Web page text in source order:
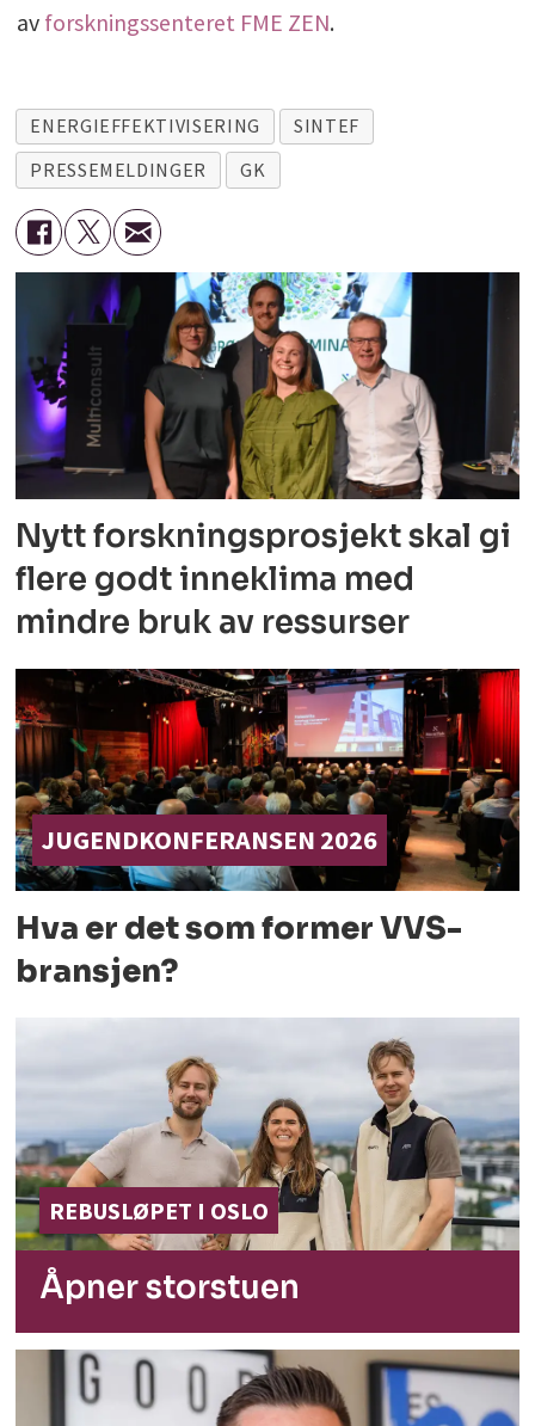
av forskningssenteret FME ZEN.
ENERGIEFFEKTIVISERING
SINTEF
PRESSEMELDINGER
GK
Nytt forskningsprosjekt skal gi
flere godt inneklima med
mindre bruk av ressurser
JUGENDKONFERANSEN 2026
Hva er det som formerVVS-
bransjen?
REBUSLØPET I OSLO
Åpner storstuen